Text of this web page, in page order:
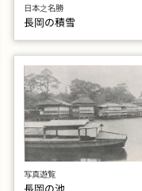
日本之名勝
長岡の積雪
写真遊覧